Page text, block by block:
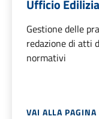
Ufficio
Gestione delle
redazione di atti
normativi
VAI ALLA PAGINA